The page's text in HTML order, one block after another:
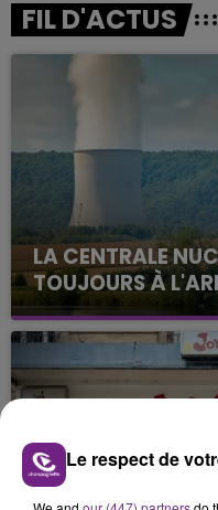
FIL D'ACTUS
LA CENTRALE
TOUJOURS À
Cela fait déjà une
nucléaire
justifiée par la
présente.
Le respect de